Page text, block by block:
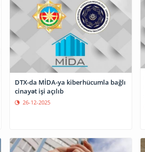
DTX-da MİDA-ya kiberhücumla bağlı
cinayət işi açılıb
26-12-2025